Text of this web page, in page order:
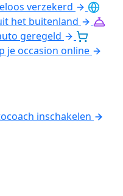
verzekerd
het buitenland
geregeld
je occasion online
inschakelen